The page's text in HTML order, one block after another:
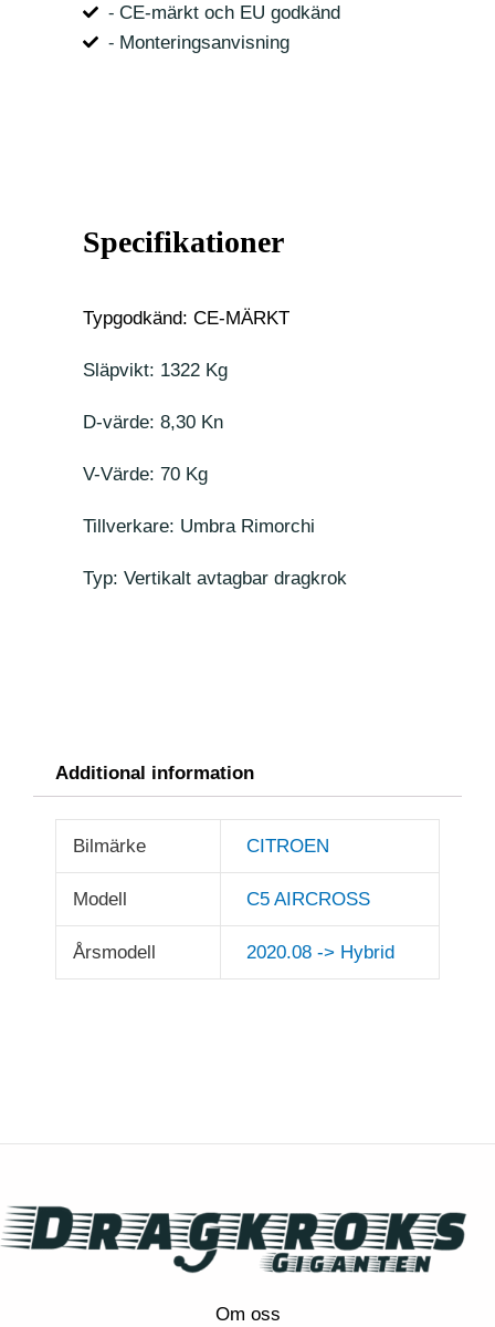
⁃ CE-märkt och EU godkänd
⁃ Monteringsanvisning
Specifikationer
Typgodkänd: CE-MÄRKT
Släpvikt: 1322 Kg
D-värde: 8,30 Kn
V-Värde: 70 Kg
Tillverkare: Umbra Rimorchi
Typ: Vertikalt avtagbar dragkrok
Additional information
Bilmärke CITROEN
Modell C5 AIRCROSS
Årsmodell 2020.08 -> Hybrid
Om oss